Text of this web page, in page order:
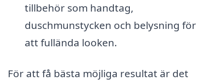
tillbehör som handtag,
duschmunstycken och belysning för
att fullända looken.
För att få bästa möjliga resultat är det